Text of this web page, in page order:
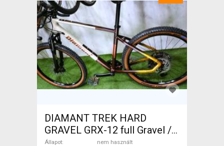
DIAMANT TREK HARD
GRAVEL GRX-12 full Gravel /
CX tárcsafék nem használt
Állapot
nem használt